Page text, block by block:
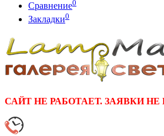
Сравнение0
Закладки0
САЙТ НЕ РАБОТАЕТ. ЗАЯВКИ